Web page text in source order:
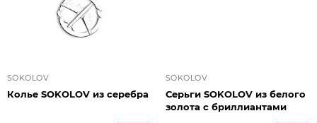
SOKOLOV
Колье SOKOLOV из серебра
SOKOLOV
Серьги SOKOLOV из белого
золота с бриллиантами